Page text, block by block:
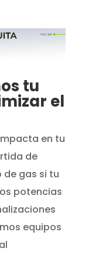
tu
el
en tu
de
gas si tu
potencias
equipos